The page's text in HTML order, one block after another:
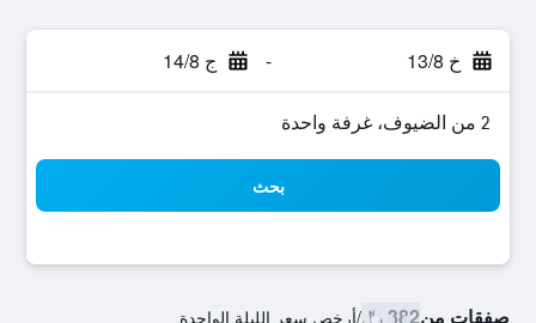
خ 13/8 - ج 14/8
2 من الضيوف، غرفة واحدة
بحث
صفقات من382 ﷼ /أرخص سعر الليلة الواحدة